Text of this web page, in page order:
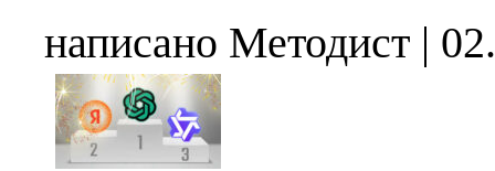
написано Методист |